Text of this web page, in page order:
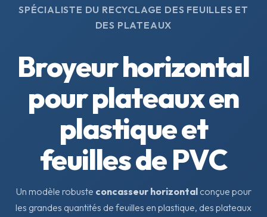
SPÉCIALISTE DU RECYCLAGE DES FEUILLES ET
DES PLATEAUX
Broyeur horizontal
pour plateaux en
plastique et
feuilles de PVC
Un modèle robuste concasseur horizontalconçue pour
les grandes quantités de feuilles en plastique, des plateaux